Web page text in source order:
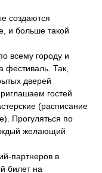
создаются
и больше такой
всему городу и
фестиваль. Так,
дверей
гостей
(расписание
Прогуляться по
желающий
партнеров в
билет на